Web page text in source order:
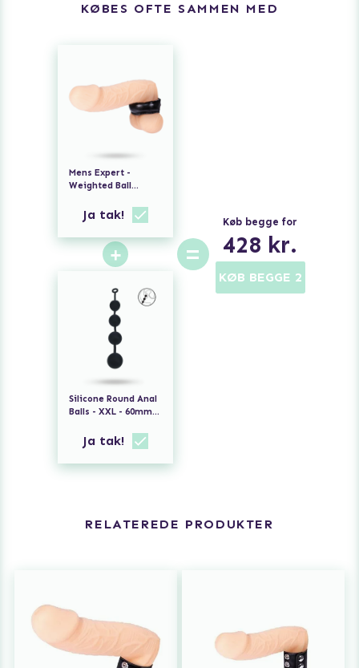
KØBES OFTE SAMMEN MED
Mens Expert -
Weighted Ball
Ja tak!
+
Silicone Round Anal
Balls - XXL - 60mm -
Ja tak!
=
Køb begge for
428 kr.
KØB BEGGE 2
RELATEREDE PRODUKTER